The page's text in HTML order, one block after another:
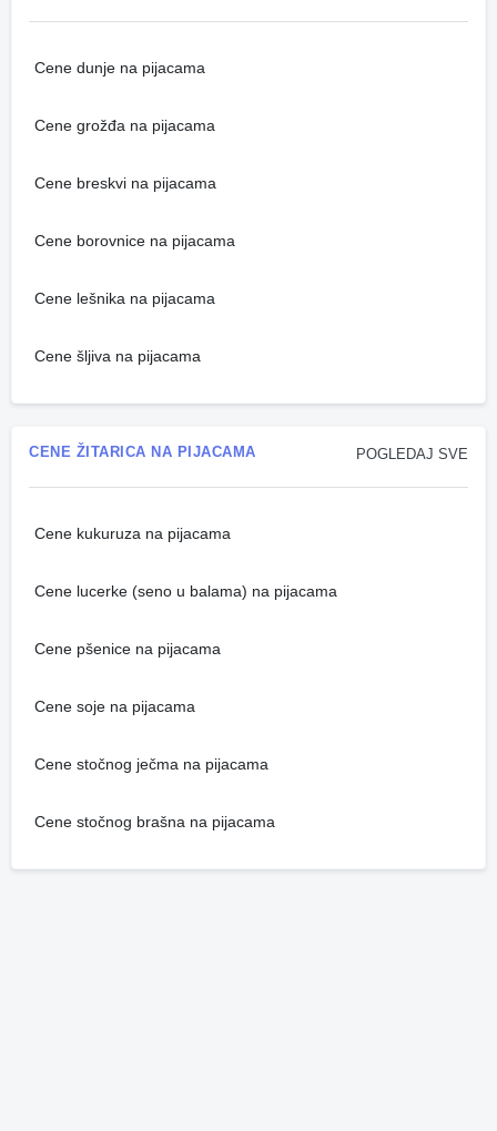
Cene dunje na pijacama
Cene grožđa na pijacama
Cene breskvi na pijacama
Cene borovnice na pijacama
Cene lešnika na pijacama
Cene šljiva na pijacama
POGLEDAJ SVE
CENE ŽITARICA NA PIJACAMA
Cene kukuruza na pijacama
Cene lucerke (seno u balama) na pijacama
Cene pšenice na pijacama
Cene soje na pijacama
Cene stočnog ječma na pijacama
Cene stočnog brašna na pijacama